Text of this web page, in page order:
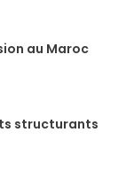
au Maroc
structurants